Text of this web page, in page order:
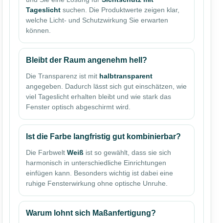
Tageslicht suchen. Die Produktwerte zeigen klar,
welche Licht- und Schutzwirkung Sie erwarten
können.
Bleibt der Raum angenehm hell?
Die Transparenz ist mit halbtransparent
angegeben. Dadurch lässt sich gut einschätzen, wie
viel Tageslicht erhalten bleibt und wie stark das
Fenster optisch abgeschirmt wird.
Ist die Farbe langfristig gut kombinierbar?
Die Farbwelt Weiß ist so gewählt, dass sie sich
harmonisch in unterschiedliche Einrichtungen
einfügen kann. Besonders wichtig ist dabei eine
ruhige Fensterwirkung ohne optische Unruhe.
Warum lohnt sich Maßanfertigung?